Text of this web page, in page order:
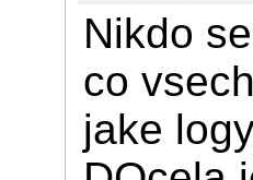
Nikdo
co
jake